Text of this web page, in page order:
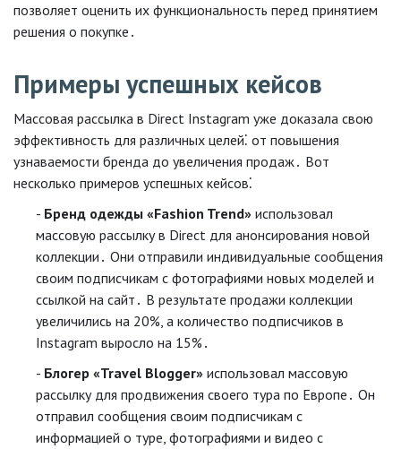
позволяет оценить их функциональность перед принятием
решения о покупке․
Примеры успешных кейсов
Массовая рассылка в Direct Instagram уже доказала свою
эффективность для различных целей⁚ от повышения
узнаваемости бренда до увеличения продаж․ Вот
несколько примеров успешных кейсов⁚
Бренд одежды «Fashion Trend» использовал
массовую рассылку в Direct для анонсирования новой
коллекции․ Они отправили индивидуальные сообщения
своим подписчикам с фотографиями новых моделей и
ссылкой на сайт․ В результате продажи коллекции
увеличились на 20%, а количество подписчиков в
Instagram выросло на 15%․
Блогер «Travel Blogger» использовал массовую
рассылку для продвижения своего тура по Европе․ Он
отправил сообщения своим подписчикам с
информацией о туре, фотографиями и видео с